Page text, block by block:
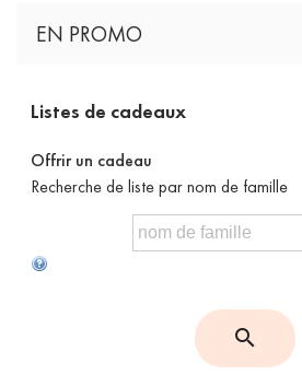
EN PROMO
Listes de cadeaux
Offrir un cadeau
Recherche de liste par nom de famille
search